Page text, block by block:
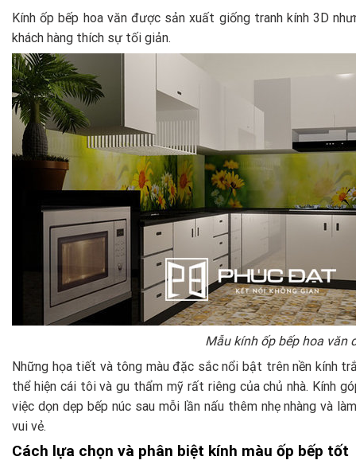
Kính ốp bếp hoa văn được sản xuất giống tranh kính 3D
khách hàng thích sự tối giản.
Mẫu kính ốp bếp hoa văn
Những họa tiết và tông màu đặc sắc nổi bật trên nền kính
thể hiện cái tôi và gu thẩm mỹ rất riêng của chủ nhà. Kính
việc dọn dẹp bếp núc sau mỗi lần nấu thêm nhẹ nhàng và
vui vẻ.
Cách lựa chọn và phân biệt kính màu ốp bếp tốt